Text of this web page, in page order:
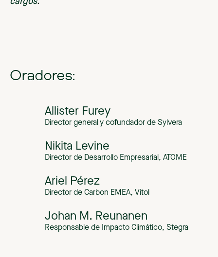
Oradores:
Allister Furey
Director general y cofundador de Sylvera
Nikita Levine
Director de Desarrollo Empresarial, ATOME
Ariel Pérez
Director de Carbon EMEA, Vitol
Johan M. Reunanen
Responsable de Impacto Climático, Stegra